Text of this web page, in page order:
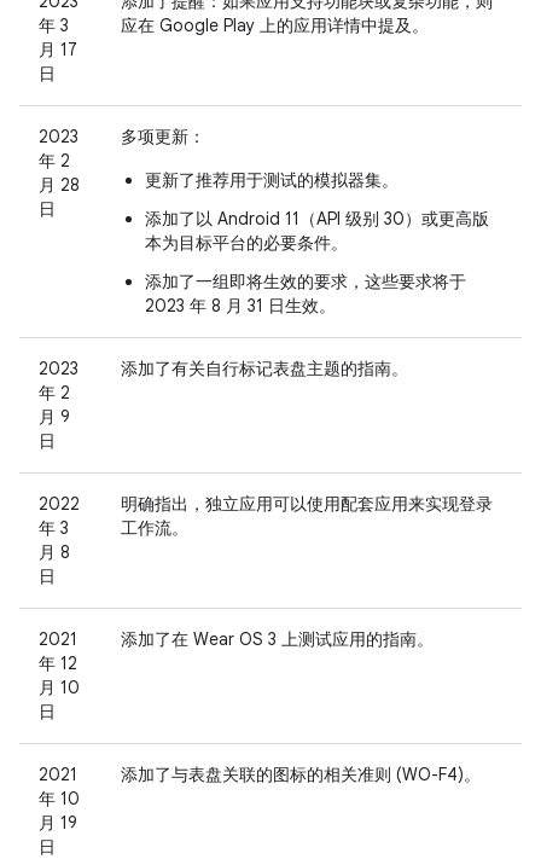
年 3
月 17
日
应在 Google Play 上的应用详情中提及。
2023
年 2
月 28
日
多项更新：
更新了推荐用于测试的模拟器集。
添加了以 Android 11（API 级别 30）或更高版
本为目标平台的必要条件。
添加了一组即将生效的要求，这些要求将于
2023 年 8 月 31 日生效。
2023
年 2
月 9
日
添加了有关自行标记表盘主题的指南。
2022
年 3
月 8
日
明确指出，独立应用可以使用配套应用来实现登录
工作流。
2021
年 12
月 10
日
添加了在 Wear OS 3 上测试应用的指南。
2021
年 10
月 19
日
添加了与表盘关联的图标的相关准则 (WO-F4)。